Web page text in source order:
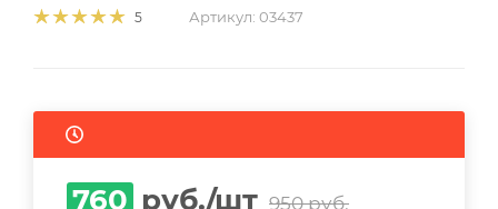
5 Артикул: 03437
760 руб./шт 950руб.